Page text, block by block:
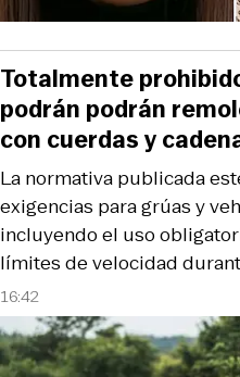
16:42
La normativa publicada
exigencias para grúas y
incluyendo el uso
límites de velocidad
Totalmente
podrán podrán
con cuerdas y